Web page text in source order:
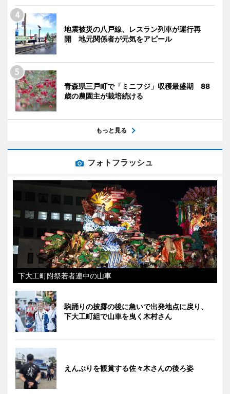
地震被災の八戸線、レスラン列車が運行再
開 地元関係者が元気をアピール
青森県三戸町で「ミニフジ」収穫最盛期 88
歳の農園主が栽培続ける
もっと見る
フォトフラッシュ
下大工町附祭若者連中の山車
駒踊りの披露の後に急いで出発地点に戻り、
下大工町組で山車を曳く木村さん
えんぶりを観賞する佐々木さんの後ろ姿